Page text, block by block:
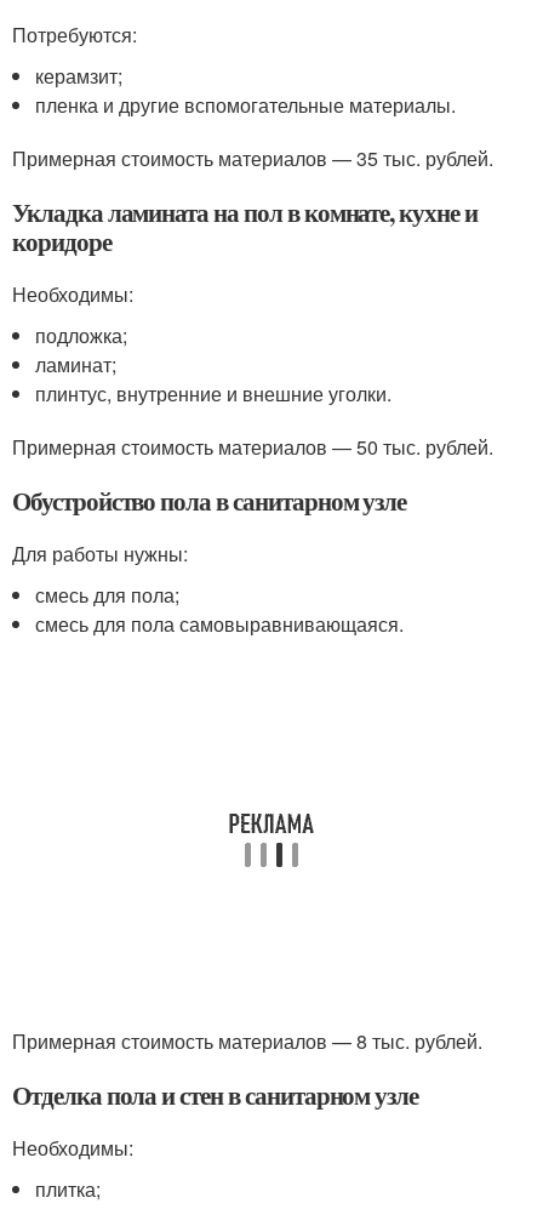
Потребуются:
керамзит;
пленка и другие вспомогательные материалы.
Примерная стоимость материалов — 35 тыс. рублей.
Укладка ламината на пол в комнате, кухне и
коридоре
Необходимы:
подложка;
ламинат;
плинтус, внутренние и внешние уголки.
Примерная стоимость материалов — 50 тыс. рублей.
Обустройство пола в санитарном узле
Для работы нужны:
смесь для пола;
смесь для пола самовыравнивающаяся.
Примерная стоимость материалов — 8 тыс. рублей.
Отделка пола и стен в санитарном узле
Необходимы:
плитка;